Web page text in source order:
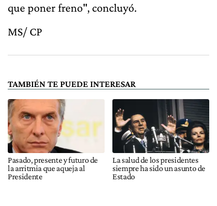
que poner freno", concluyó.
MS/ CP
TAMBIÉN TE PUEDE INTERESAR
Pasado, presente y futuro de
la arritmia que aqueja al
Presidente
La salud de los presidentes
siempre ha sido un asunto de
Estado